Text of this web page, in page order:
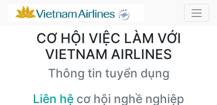
CƠ HỘI VIỆC LÀM VỚI
VIETNAM AIRLINES
Thông tin tuyển dụng
Liên hệ cơ hội nghề nghiệp